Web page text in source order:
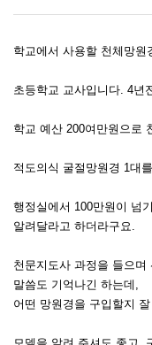
학교에서 사용할 천체망원
초등학교 교사입니다. 4년
학교 예산 200여만원으로
적도의식 굴절망원경 1대
행정실에서 100만원이 넘
알려달라고 하더라구요.
천문지도사 과정을 들으며
말씀도 기억나긴 하는데,
어떤 망원경을 구입할지